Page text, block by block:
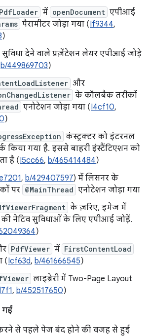
में openDocument एपीआई
पैरामीटर जोड़ा गया (If9344,
)
सुविधा देने वाले प्रज़ेंटेशन लेयर एपीआई जोड़े
b/449869703)
और
के कॉलबैक तरीकों
एनोटेशन जोड़ा गया (I4cf10,
)
कंस्ट्रक्टर को इंटरनल
किया गया है. इससे बाहरी इंस्टैंटिएशन को
है (I5cc66, b/465414484)
, b/429407597) में लिसनर के
पर @MainThread एनोटेशन जोड़ा गया
के ज़रिए, इमेज में
नेटिव सुविधाओं के लिए एपीआई जोड़ें.
)
PdfViewer में FirstContentLoad
(Icf63d, b/461666545)
लाइब्रेरी में Two-Page Layout
, b/452517650)
गईं
से पहले पेज बंद होने की वजह से हुई